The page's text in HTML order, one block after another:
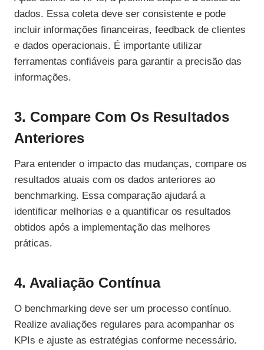
dados. Essa coleta deve ser consistente e pode
incluir informações financeiras, feedback de clientes
e dados operacionais. É importante utilizar
ferramentas confiáveis para garantir a precisão das
informações.
3. Compare Com Os Resultados
Anteriores
Para entender o impacto das mudanças, compare os
resultados atuais com os dados anteriores ao
benchmarking. Essa comparação ajudará a
identificar melhorias e a quantificar os resultados
obtidos após a implementação das melhores
práticas.
4. Avaliação Contínua
O benchmarking deve ser um processo contínuo.
Realize avaliações regulares para acompanhar os
KPIs e ajuste as estratégias conforme necessário.